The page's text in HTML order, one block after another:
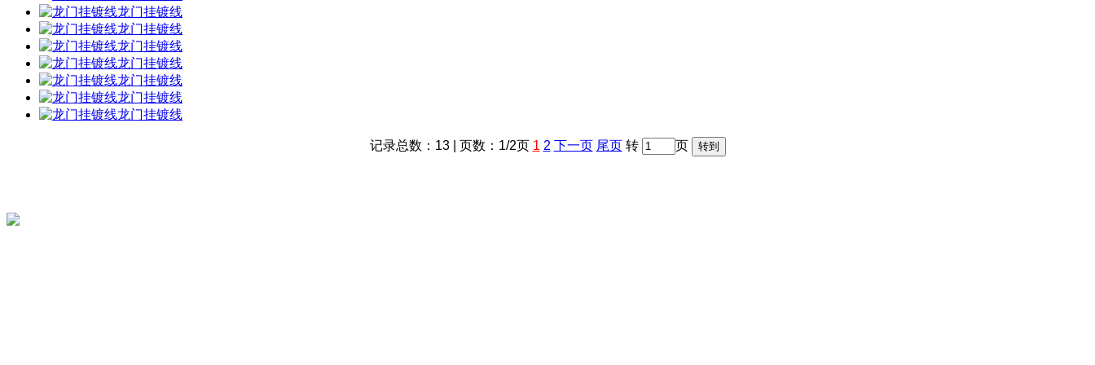
龙门挂镀线
龙门挂镀线
龙门挂镀线
龙门挂镀线
龙门挂镀线
龙门挂镀线
龙门挂镀线
记录总数：13 | 页数：1/2页 1 2 下一页 尾页转 页